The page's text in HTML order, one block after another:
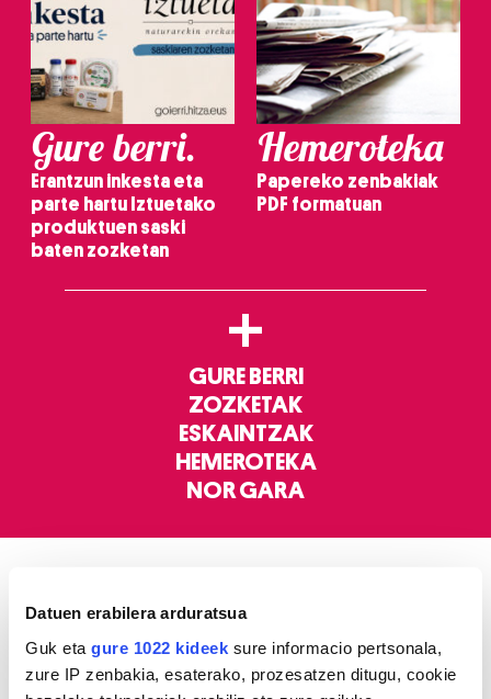
Datuen erabilera arduratsua
Guk eta gure 1022 kideek sure informacio pertsonala,
zure IP zenbakia, esaterako, prozesatzen ditugu, cookie
Gure berri.
Erantzun inkesta eta
parte hartu Iztuetako
produktuen saski
baten zozketan
Hemeroteka
Papereko zenbakiak
PDF formatuan
+
GURE BERRI
ZOZKETAK
ESKAINTZAK
HEMEROTEKA
NOR GARA